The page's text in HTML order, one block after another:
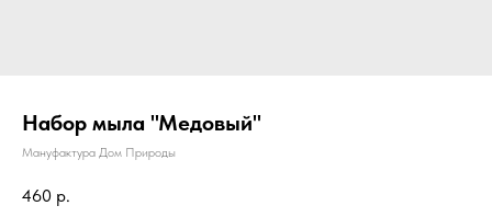
Набор мыла "Медовый"
Мануфактура Дом Природы
460 р.